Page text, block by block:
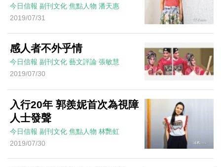
今日信報 副刊文化 焦點人物 潘天惠
2019/07/31
感人者不外乎情
今日信報 副刊文化 藝文評論 張敏慧
2019/07/30
入行20年 郭羨妮首次為視障
人士發聲
今日信報 副刊文化 焦點人物 林艷虹
2019/07/30